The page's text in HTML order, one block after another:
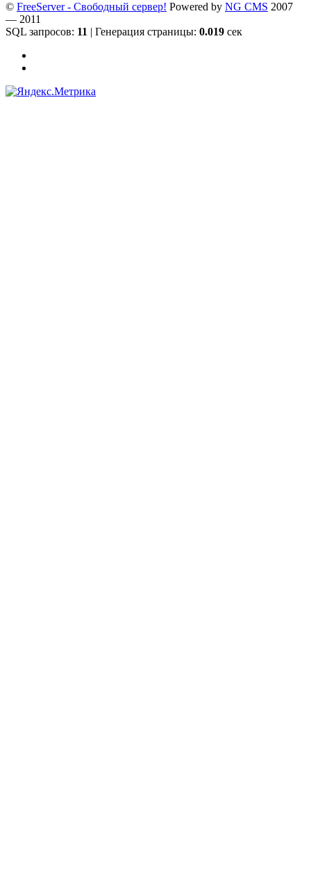
© FreeServer - Свободный сервер! Powered by NG CMS 2007
— 2011
SQL запросов: 11 | Генерация страницы: 0.019 сек